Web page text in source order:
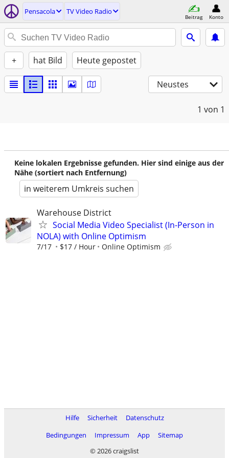
Pensacola TV Video Radio
Beitrag Konto
+ hat Bild Heute gepostet
Neustes
1 von 1
Keine lokalen Ergebnisse gefunden. Hier sind einige aus der
Nähe (sortiert nach Entfernung)
in weiterem Umkreis suchen
Warehouse District
Social Media Video Specialist (In-Person in
NOLA) with Online Optimism
7/17 $17 / Hour Online Optimism
Hilfe Sicherheit
Datenschutz
Bedingungen
Impressum App
Sitemap
© 2026 craigslist